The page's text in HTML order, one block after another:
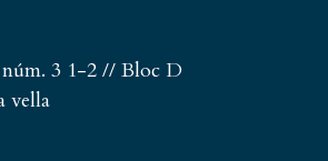
3 1-2 // Bloc D
vella